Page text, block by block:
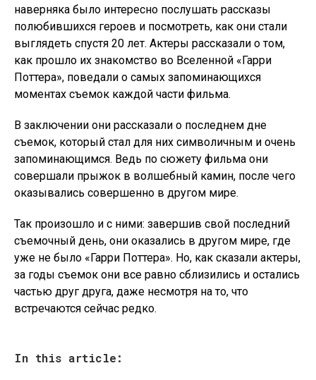
наверняка было интересно послушать рассказы
полюбившихся героев и посмотреть, как они стали
выглядеть спустя 20 лет. Актеры рассказали о том,
как прошло их знакомство во Вселенной «Гарри
Поттера», поведали о самых запоминающихся
моментах съемок каждой части фильма.
В заключении они рассказали о последнем дне
съемок, который стал для них символичным и очень
запоминающимся. Ведь по сюжету фильма они
совершали прыжок в волшебный камин, после чего
оказывались совершенно в другом мире.
Так произошло и с ними: завершив свой последний
съемочный день, они оказались в другом мире, где
уже не было «Гарри Поттера». Но, как сказали актеры,
за годы съемок они все равно сблизились и остались
частью друг друга, даже несмотря на то, что
встречаются сейчас редко.
In this article: